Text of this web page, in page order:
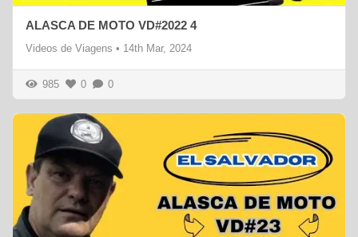
ALASCA DE MOTO VD#2022 4
Videos de Viagens • 14th Mar, 2024
985 0 0